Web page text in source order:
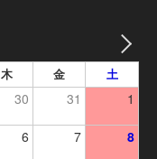
木 金 土
30 31 1
6 7 8